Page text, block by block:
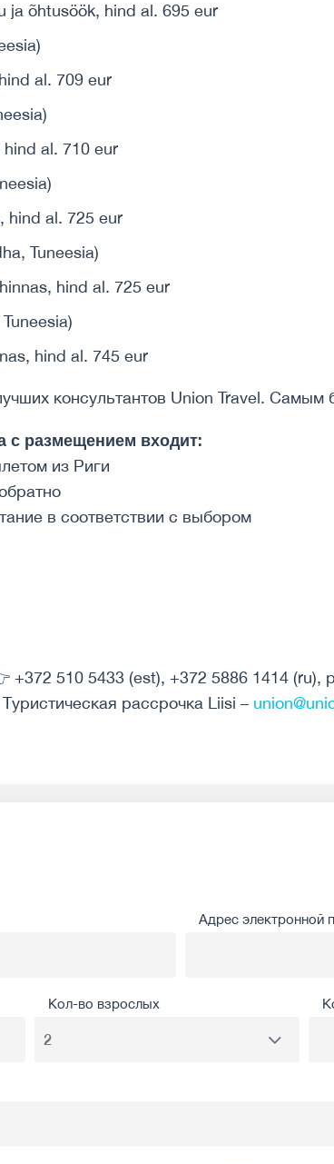
ja õhtusöök, hind al. 695 eur
al. 709 eur
al. 710 eur
hind al. 725 eur
hind al. 725 eur
hind al. 745 eur
консультантов Union Travel.
с размещением входит:
из Риги
в соответствии с выбором
510 5433 (est), +372 5886 1414 (ru),
рассрочка Liisi –
Адрес электронной
Кол-во взрослых